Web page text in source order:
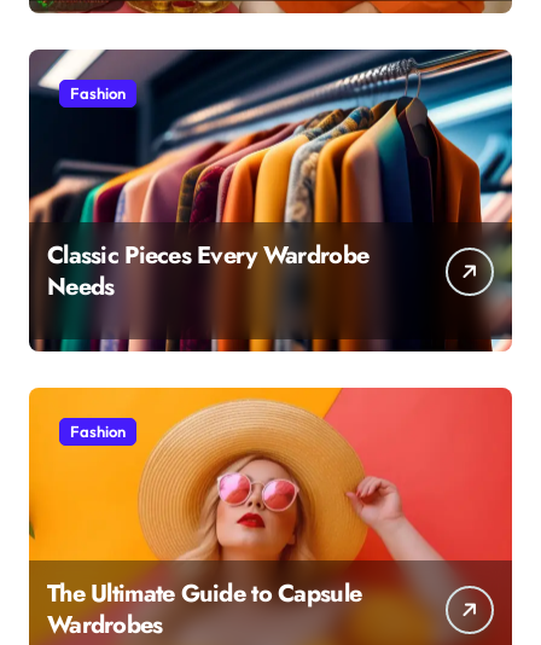
Fashion
Classic Pieces Every Wardrobe
Needs
Fashion
The Ultimate Guide to Capsule
Wardrobes